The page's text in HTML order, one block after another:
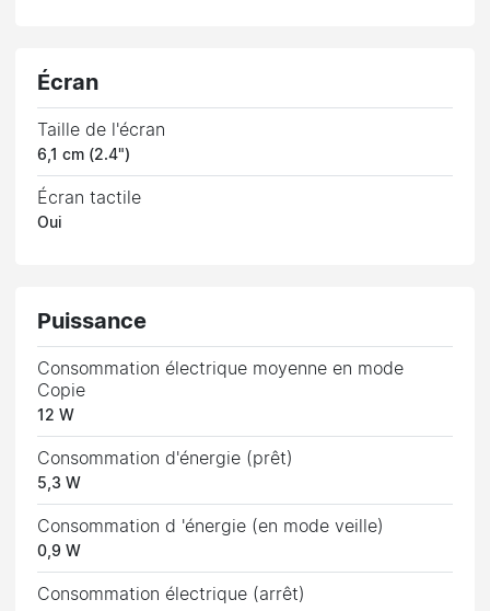
Écran
Taille de l'écran
6,1 cm (2.4")
Écran tactile
Oui
Puissance
Consommation électrique moyenne en mode
Copie
12 W
Consommation d'énergie (prêt)
5,3 W
Consommation d 'énergie (en mode veille)
0,9 W
Consommation électrique (arrêt)